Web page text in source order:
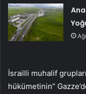
İsrailli muhalif
hükümetinin”